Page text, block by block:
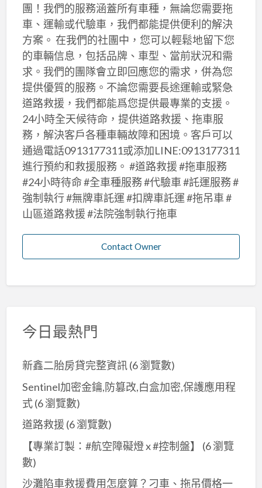
團！我們的服務涵蓋所有車種，無論您需要拖
車、運輸或代驗車，我們都能提供便利的解決
方案。 在我們的社團中，您可以輕鬆地留下您
的車輛信息，包括品牌、車型、當前狀況和需
求。我們的團隊會立即回應您的需求，併為您
提供優質的服務。不論您需要長途運輸或緊急
道路救援，我們都能爲您提供最專業的支援。
24小時全天候待命，提供道路救援、拖車服
務，解決客戶各種車輛故障和困境。客戶可以
通過電話0913177311或添加LINE:0913177311
進行預約和救援服務。 #道路救援 #拖車服務
#24小時待命 #全車種服務 #代驗車 #託運服務 #
強制執行 #無牌車託運 #扣牌車託運 #拖吊車 #
山區道路救援 #法院強制執行拖車
Contact Owner
今日最熱門
新鑫二胎房貸完整資訊(6 瀏覽數)
Sentinel加密金鑰,防篡改,白盒加密,保護應用程
式(6 瀏覽數)
道路救援(6 瀏覽數)
【專業訂製：#航空障礙燈 x #控制盤】
(6 瀏覽
數)
沙灘陷車救援費用怎麼算？刁車、拖吊價格一